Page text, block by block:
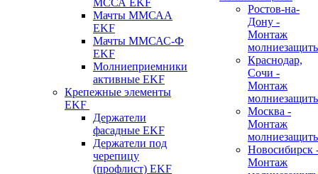
МССА EKF
Мачты ММСАА
EKF
Мачты ММСАС-Ф
EKF
Молниеприемники
активные EKF
Крепежные элементы
EKF
Держатели
фасадные EKF
Держатели под
черепицу
(профлист) EKF
Ростов-на-
Дону -
Монтаж
Краснодар,
Сочи -
Монтаж
Москва -
Монтаж
Новосибирск
Монтаж